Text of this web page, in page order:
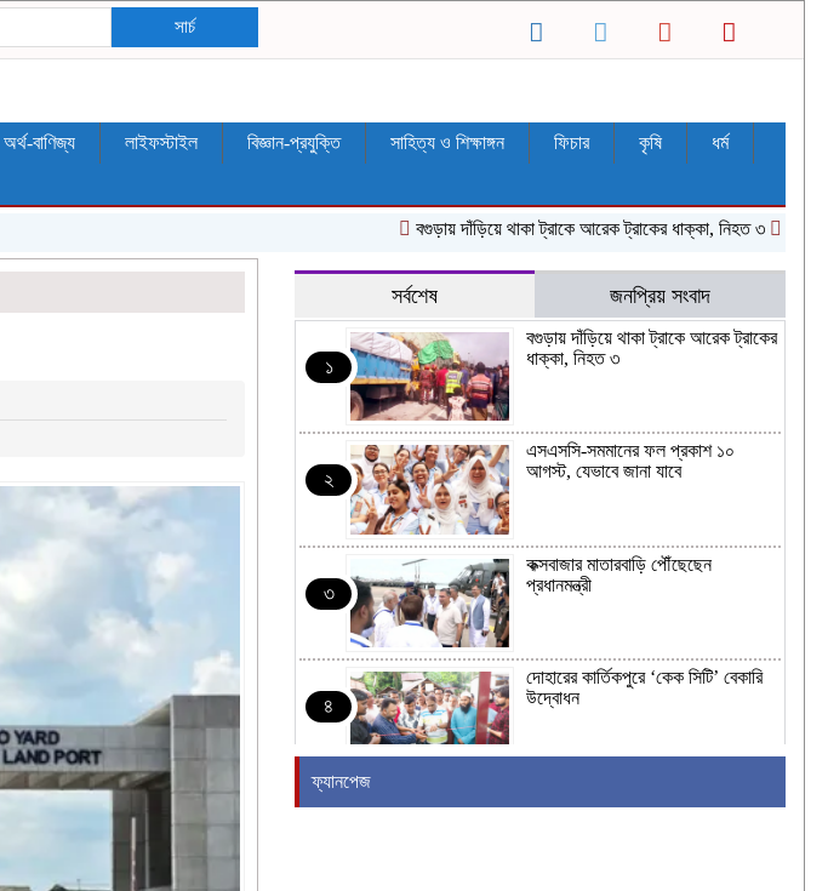
সার্চ
অর্থ-বাণিজ্য লাইফস্টাইল বিজ্ঞান-প্রযুক্তি সাহিত্য ও শিক্ষাঙ্গন ফিচার কৃষি
ধর্ম
বগুড়ায় দাঁড়িয়ে থাকা ট্রাকে আরেক ট্রাকের ধাক্কা, নিহত ৩ এসএসসি-
সর্বশেষ জনপ্রিয় সংবাদ
১
বগুড়ায় দাঁড়িয়ে থাকা ট্রাকে আরেক ট্রাকের
ধাক্কা, নিহত ৩
২
এসএসসি-সমমানের ফল প্রকাশ ১০
আগস্ট, যেভাবে জানা যাবে
৩
কক্সবাজার মাতারবাড়ি পৌঁছেছেন
প্রধানমন্ত্রী
৪
দোহারের কার্তিকপুরে ‘কেক সিটি’ বেকারি
উদ্বোধন
এফই-এর দামের তথ্য ফাঁস
ফ্যানপেজ